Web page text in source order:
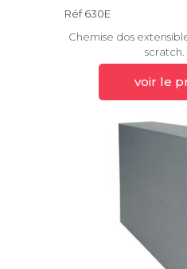
Réf 630E
Chemise dos
scratch.
voir le